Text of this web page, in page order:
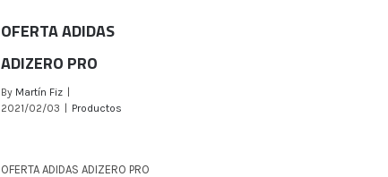
OFERTA ADIDAS ADIZERO
OFERTA ADIDAS
ADIZERO PRO
By Martín Fiz
2021/02/03
Productos
OFERTA ADIDAS ADIZERO PRO